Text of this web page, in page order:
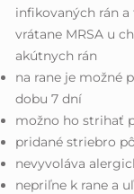
infikovaných rán
vrátane MRSA u
akútnych rán
na rane je možné
dobu 7 dní
možno ho strihať
pridané striebro
nevyvoláva
nepriľne k rane a